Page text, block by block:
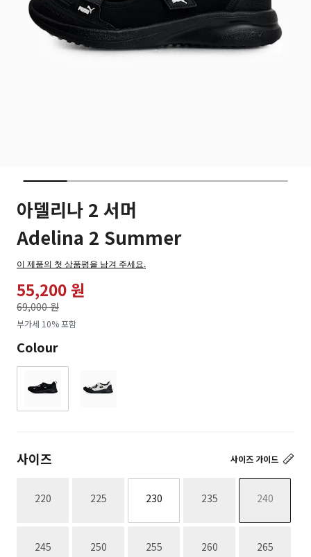
아델리나 2 서머
Adelina 2 Summer
이 제품의 첫 상품평을 남겨 주세요.
55,200 원
69,000 원
로
부가세 10% 포함
Colour
사이즈 가이드
사이즈
220재고없음 225재고없음 230 235재고없음 240재고없음
245재고없음 250재고없음 255재고없음 260재고없음 265재고없음